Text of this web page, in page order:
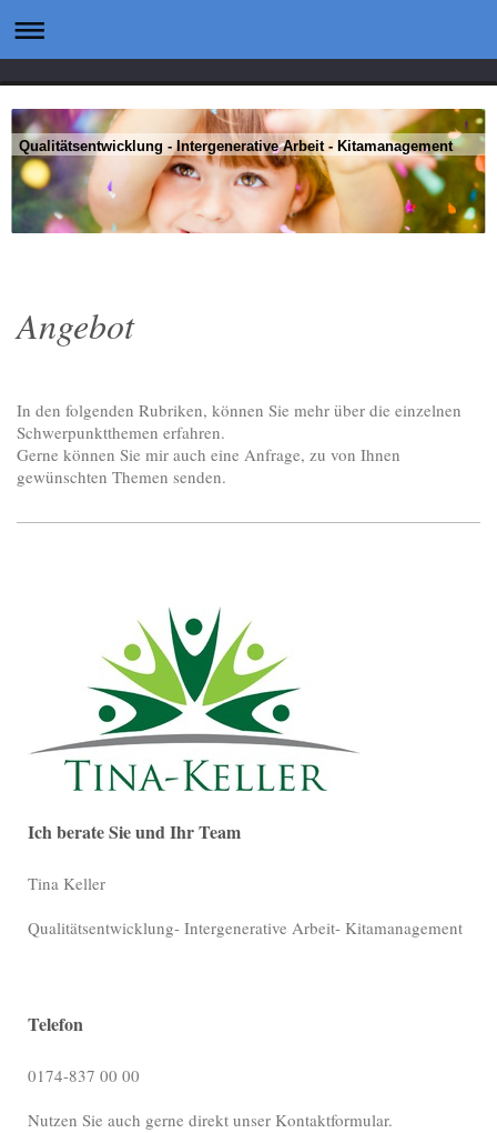
Qualitätsentwicklung - Intergenerative Arbeit - Kitamanagement
Angebot
In den folgenden Rubriken, können Sie mehr über die einzelnen
Schwerpunktthemen erfahren.
Gerne können Sie mir auch eine Anfrage, zu von Ihnen
gewünschten Themen senden.
Ich berate Sie und Ihr Team
Tina Keller
Qualitätsentwicklung- Intergenerative Arbeit- Kitamanagement
Telefon
0174-837 00 00
Nutzen Sie auch gerne direkt unser Kontaktformular.